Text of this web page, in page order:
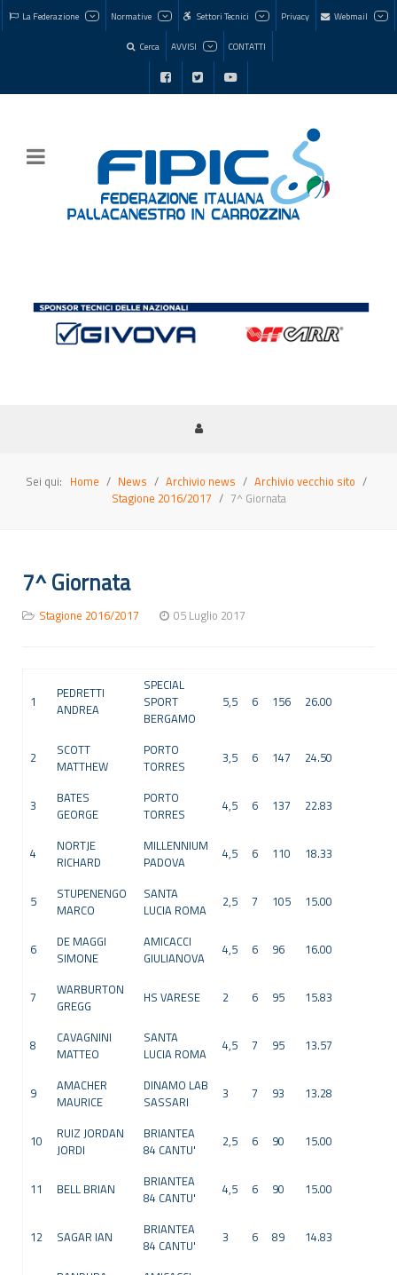
La Federazione Normative Settori Tecnici Privacy Webmail
Cerca AVVISI CONTATTI
Sei qui: Home News Archivio news
Archivio vecchio sito
Stagione 2016/2017
7^ Giornata
7^ Giornata
Stagione 2016/2017 05 Luglio 2017
1
PEDRETTI
ANDREA
SPECIAL
SPORT
BERGAMO
5,5 6 156 26.00
2
SCOTT
MATTHEW
PORTO
TORRES
3,5 6 147 24.50
3
BATES
GEORGE
PORTO
TORRES
4,5 6 137 22.83
4
NORTJE
RICHARD
MILLENNIUM
PADOVA
4,5 6 110 18.33
5
STUPENENGO
MARCO
SANTA
LUCIA ROMA
2,5 7 105 15.00
6
DE MAGGI
SIMONE
AMICACCI
GIULIANOVA
4,5 6 96 16.00
7
WARBURTON
GREGG
HS VARESE 2 6 95 15.83
8
CAVAGNINI
MATTEO
SANTA
LUCIA ROMA
4,5 7 95 13.57
9
AMACHER
MAURICE
DINAMO LAB
SASSARI
3 7 93 13.28
10
RUIZ JORDAN
JORDI
BRIANTEA
84 CANTU'
2,5 6 90 15.00
11 BELL BRIAN
BRIANTEA
84 CANTU'
4,5 6 90 15.00
12 SAGAR IAN
BRIANTEA
84 CANTU'
3 6 89 14.83